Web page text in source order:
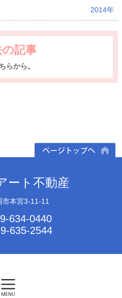
2014年
の記事
らから。
ート不動産
市本宮3-11-11
634-0440
635-2544